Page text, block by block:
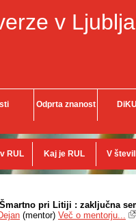
v
Odprta znanost
RUL Kaj je RUL V
pri Litiji : zaključna
(mentor) Več o mentorju...